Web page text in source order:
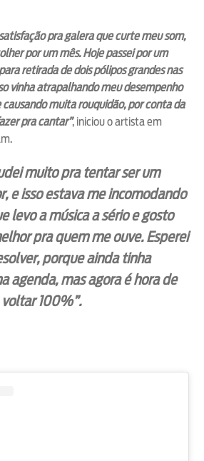
pra galera que curte meu som,
por um mês. Hoje passei por um
retirada de dois pólipos grandes nas
vinha atrapalhando meu desempenho
causando muita rouquidão, por conta da
pra cantar”, iniciou o artista em
muito pra tentar ser um
e isso estava me incomodando
levo a música a sério e gosto
pra quem me ouve. Esperei
porque ainda tinha
agenda, mas agora é hora de
100%”.